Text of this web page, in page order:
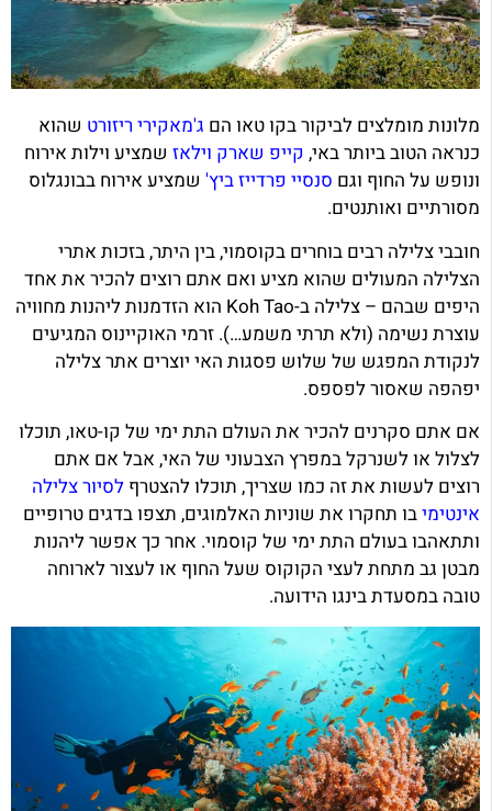
מלונות מומלצים לביקור בקו טאו הם ג'מאקירי ריזורט שהוא
כנראה הטוב ביותר באי, קייפ שארק וילאז שמציע וילות אירוח
ונופש על החוף וגם סנסיי פרדייז ביץ' שמציע אירוח בבונגלוס
מסורתיים ואותנטים.
חובבי צלילה רבים בוחרים בקוסמוי, בין היתר, בזכות אתרי
הצלילה המעולים שהוא מציע ואם אתם רוצים להכיר את אחד
היפים שבהם – צלילה ב-Koh Tao הוא הזדמנות ליהנות מחוויה
עוצרת נשימה (ולא תרתי משמע…). זרמי האוקיינוס המגיעים
לנקודת המפגש של שלוש פסגות האי יוצרים אתר צלילה
יפהפה שאסור לפספס.
אם אתם סקרנים להכיר את העולם התת ימי של קו-טאו, תוכלו
לצלול או לשנרקל במפרץ הצבעוני של האי, אבל אם אתם
רוצים לעשות את זה כמו שצריך, תוכלו להצטרף לסיור צלילה
אינטימיבו תחקרו את שוניות האלמוגים, תצפו בדגים טרופיים
ותתאהבו בעולם התת ימי של קוסמוי. אחר כך אפשר ליהנות
מבטן גב מתחת לעצי הקוקוס שעל החוף או לעצור לארוחה
טובה במסעדת בינגו הידועה.